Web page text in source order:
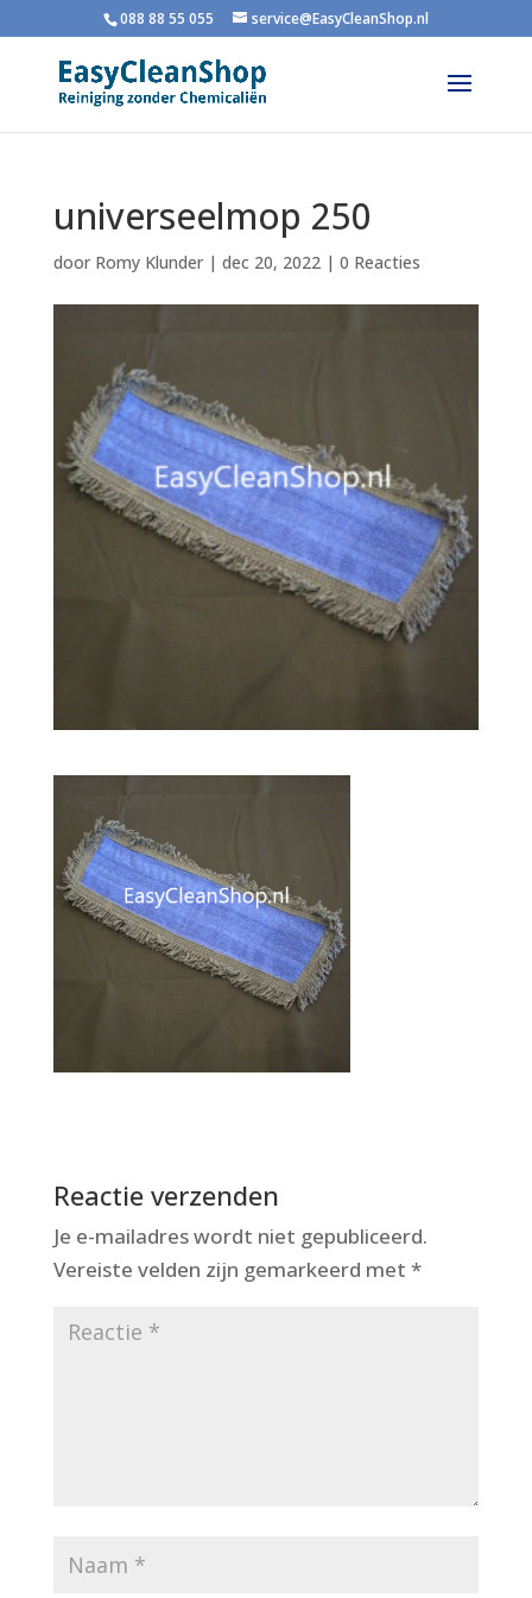
088 88 55 055 service@EasyCleanShop.nl
universeelmop 250
door Romy Klunder| dec 20, 2022| 0 Reacties
Reactie verzenden
Je e-mailadres wordt niet gepubliceerd.
Vereiste velden zijn gemarkeerd met *